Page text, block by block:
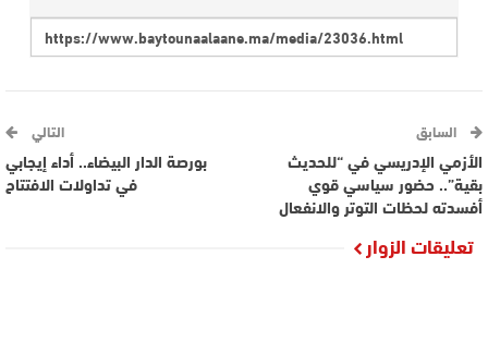
السابق
الأزمي الإدريسي في “للحديث
بقية”.. حضور سياسي قوي
أفسدته لحظات التوتر والانفعال
التالي
بورصة الدار البيضاء.. أداء إيجابي
في تداولات الافتتاح
تعليقات الزوار